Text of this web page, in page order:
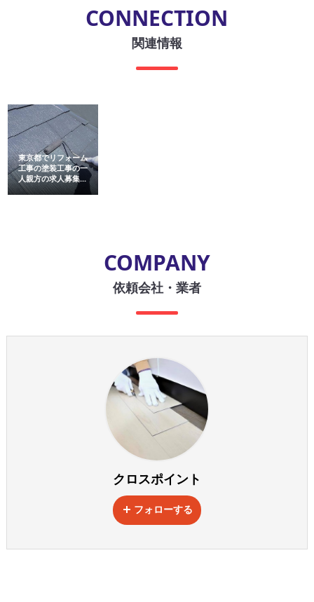
CONNECTION
関連情報
東京都でリフォーム
工事の塗装工事の一
人親方の求人募集...
COMPANY
依頼会社・業者
クロスポイント
フォローする